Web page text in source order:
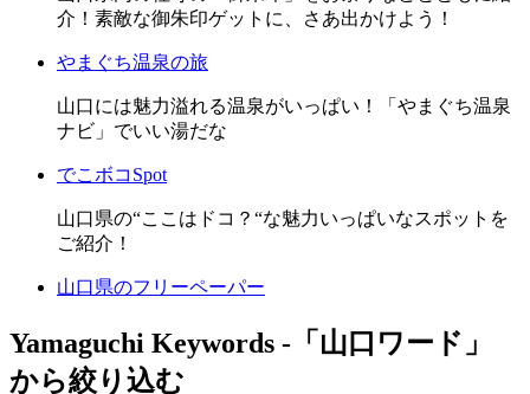
介！素敵な御朱印ゲットに、さあ出かけよう！
やまぐち温泉の旅
山口には魅力溢れる温泉がいっぱい！「やまぐち温泉
ナビ」でいい湯だな
でこボコSpot
山口県の“ここはドコ？“な魅力いっぱいなスポットを
ご紹介！
山口県のフリーペーパー
Yamaguchi Keywords ‐「山口ワード」
から絞り込む